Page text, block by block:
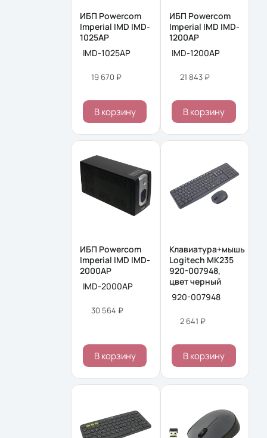
ИБП Powercom
Imperial IMD IMD-
1025AP
IMD-1025AP
19 670 ₽
В корзину
ИБП Powercom
Imperial IMD IMD-
1200AP
IMD-1200AP
21 843 ₽
В корзину
ИБП Powercom
Imperial IMD IMD-
2000AP
IMD-2000AP
30 564 ₽
В корзину
Клавиатура+мышь
Logitech MK235
920-007948,
цвет черный
920-007948
2 641 ₽
В корзину